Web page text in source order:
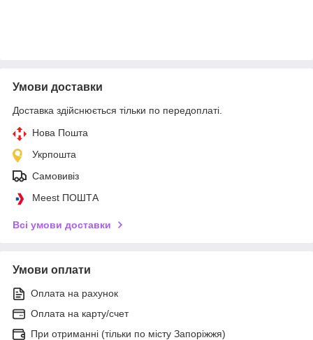
Умови доставки
Доставка здійснюється тільки по передоплаті.
Нова Пошта
Укрпошта
Самовивіз
Meest ПОШТА
Всі умови доставки
Умови оплати
Оплата на рахунок
Оплата на карту/счет
При отриманні (тільки по місту Запоріжжя)